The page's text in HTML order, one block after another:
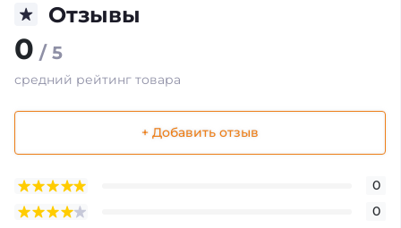
Отзывы
0 / 5
средний рейтинг товара
+ Добавить отзыв
0
0